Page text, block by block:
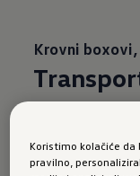
Krovni boxovi,
Volkswagena.
Koristimo kolačiće
pravilno,